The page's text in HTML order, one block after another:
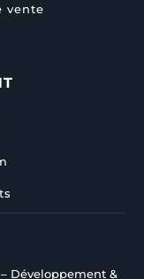
vente
Développement &